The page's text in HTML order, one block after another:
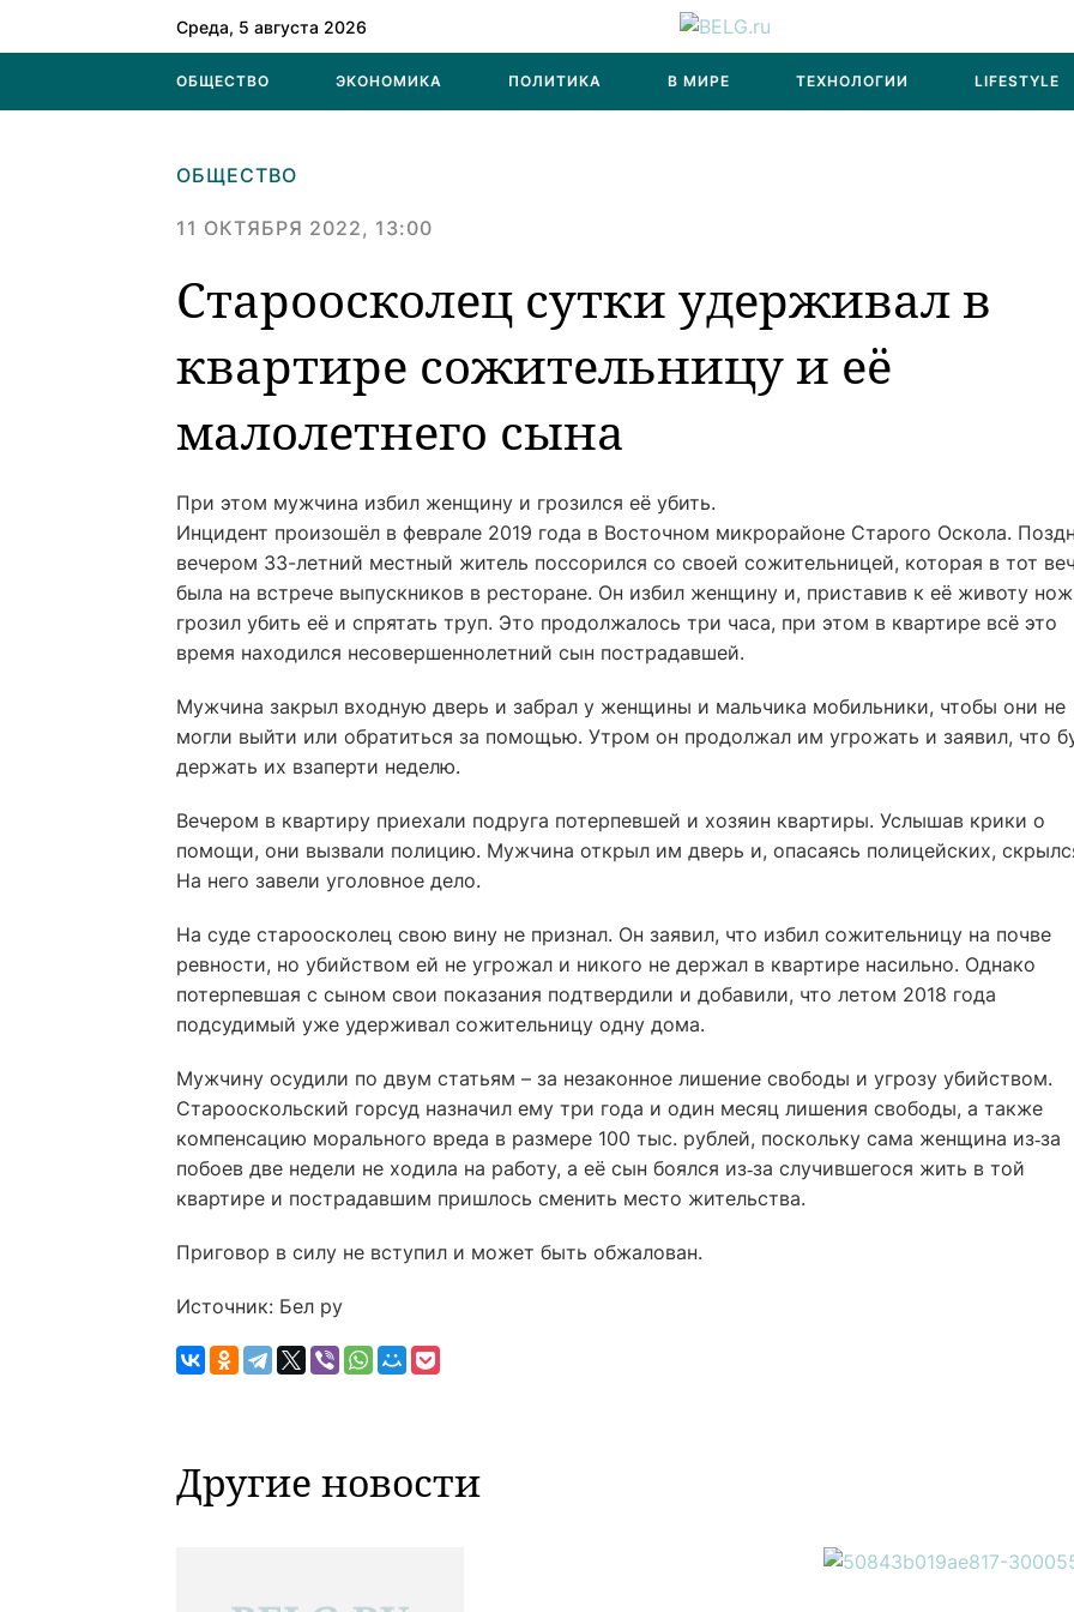
Среда, 5 августа 2026
ОБЩЕСТВО ЭКОНОМИКА ПОЛИТИКА В МИРЕ ТЕХНОЛОГИИ LIFESTYLE
ОБЩЕСТВО
11 ОКТЯБРЯ 2022, 13:00
Староосколец сутки удерживал в
квартире сожительницу и её
малолетнего сына
При этом мужчина избил женщину и грозился её убить.
Инцидент произошёл в феврале 2019 года в Восточном микрорайоне Старого Оскола.
вечером 33-летний местный житель поссорился со своей сожительницей, которая в тот
была на встрече выпускников в ресторане. Он избил женщину и, приставив к её животу
грозил убить её и спрятать труп. Это продолжалось три часа, при этом в квартире всё это
время находился несовершеннолетний сын пострадавшей.
Мужчина закрыл входную дверь и забрал у женщины и мальчика мобильники, чтобы они не
могли выйти или обратиться за помощью. Утром он продолжал им угрожать и заявил, что
держать их взаперти неделю.
Вечером в квартиру приехали подруга потерпевшей и хозяин квартиры. Услышав крики о
помощи, они вызвали полицию. Мужчина открыл им дверь и, опасаясь полицейских,
На него завели уголовное дело.
На суде староосколец свою вину не признал. Он заявил, что избил сожительницу на почве
ревности, но убийством ей не угрожал и никого не держал в квартире насильно. Однако
потерпевшая с сыном свои показания подтвердили и добавили, что летом 2018 года
подсудимый уже удерживал сожительницу одну дома.
Мужчину осудили по двум статьям – за незаконное лишение свободы и угрозу убийством.
Старооскольский горсуд назначил ему три года и один месяц лишения свободы, а также
компенсацию морального вреда в размере 100 тыс. рублей, поскольку сама женщина из‑за
побоев две недели не ходила на работу, а её сын боялся из‑за случившегося жить в той
квартире и пострадавшим пришлось сменить место жительства.
Приговор в силу не вступил и может быть обжалован.
Источник: Бел ру
Другие новости